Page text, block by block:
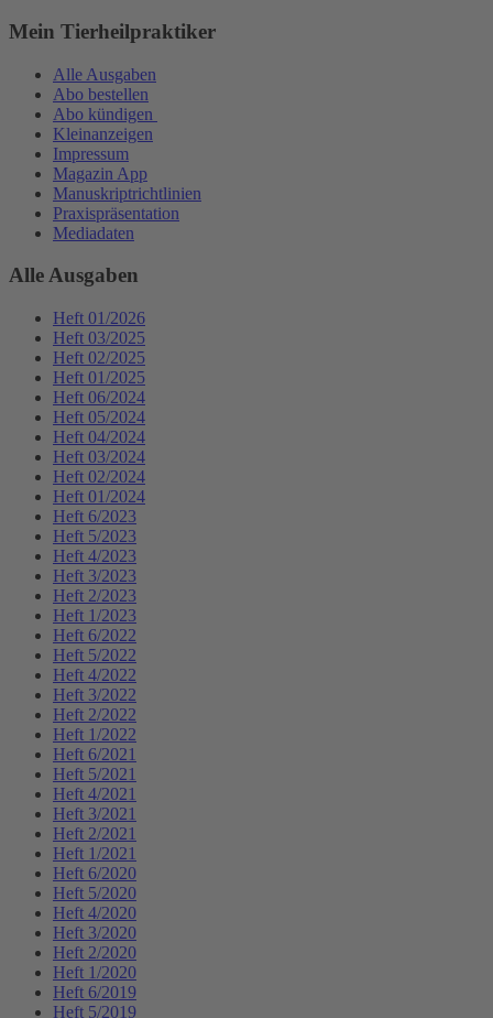
Mein Tierheilpraktiker
Alle Ausgaben
Abo bestellen
Abo kündigen
Kleinanzeigen
Impressum
Magazin App
Manuskriptrichtlinien
Praxispräsentation
Mediadaten
Alle Ausgaben
Heft 01/2026
Heft 03/2025
Heft 02/2025
Heft 01/2025
Heft 06/2024
Heft 05/2024
Heft 04/2024
Heft 03/2024
Heft 02/2024
Heft 01/2024
Heft 6/2023
Heft 5/2023
Heft 4/2023
Heft 3/2023
Heft 2/2023
Heft 1/2023
Heft 6/2022
Heft 5/2022
Heft 4/2022
Heft 3/2022
Heft 2/2022
Heft 1/2022
Heft 6/2021
Heft 5/2021
Heft 4/2021
Heft 3/2021
Heft 2/2021
Heft 1/2021
Heft 6/2020
Heft 5/2020
Heft 4/2020
Heft 3/2020
Heft 2/2020
Heft 1/2020
Heft 6/2019
Heft 5/2019